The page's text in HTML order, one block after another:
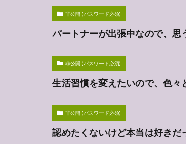
非公開 (パスワード必須)
パートナーが出張中なので、思
非公開 (パスワード必須)
生活習慣を変えたいので、色々
非公開 (パスワード必須)
認めたくないけど本当は好き